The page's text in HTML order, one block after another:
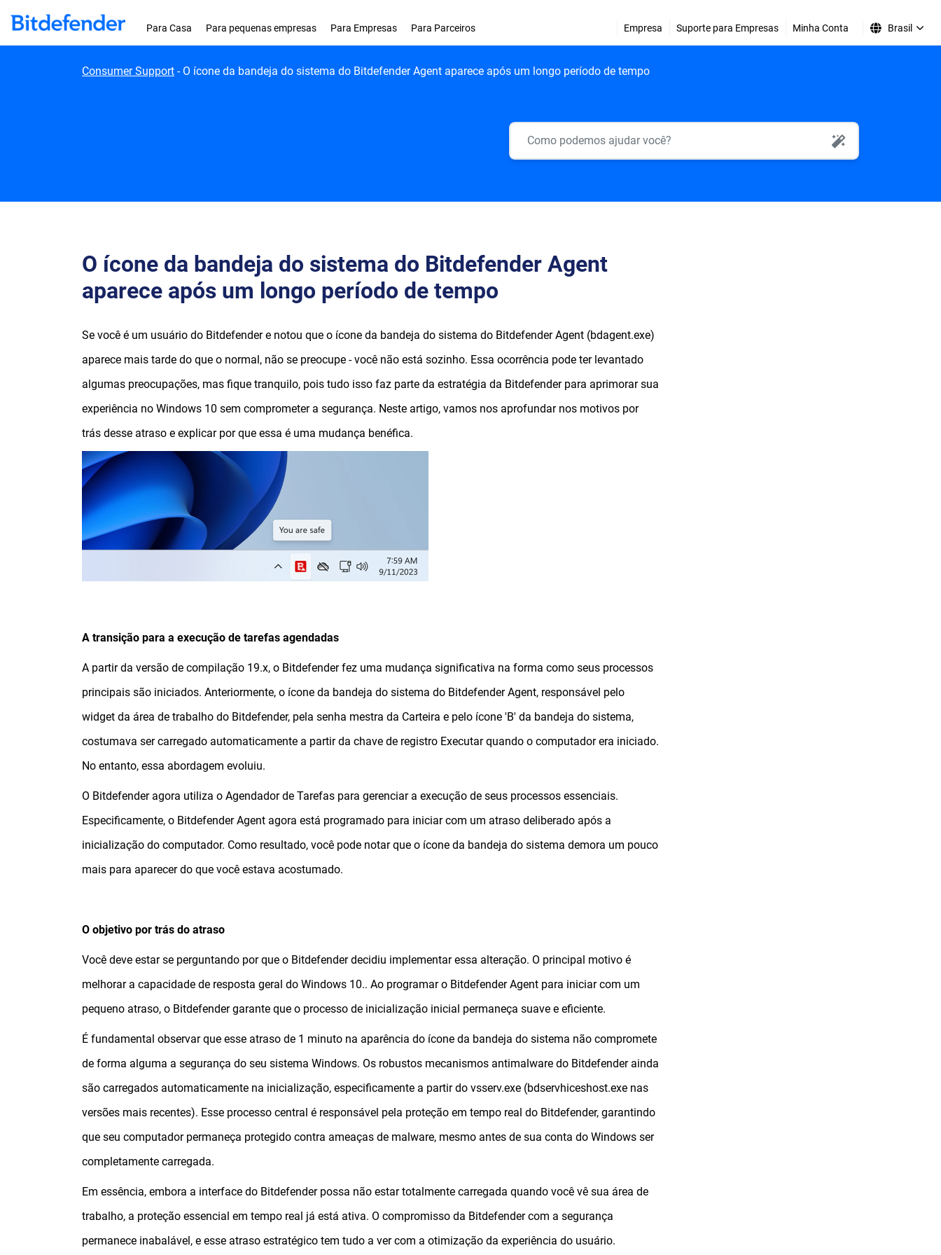
Skip to content
Para Casa Para pequenas empresas Para Empresas Para Parceiros Empresa Suporte para Empresas Minha Conta Brasil
Consumer Support - O ícone da bandeja do sistema do Bitdefender Agent aparece após um longo período de tempo
O ícone da bandeja do sistema do Bitdefender Agent
aparece após um longo período de tempo
Se você é um usuário do Bitdefender e notou que o ícone da bandeja do sistema do Bitdefender Agent (bdagent.exe)
aparece mais tarde do que o normal, não se preocupe - você não está sozinho. Essa ocorrência pode ter levantado
algumas preocupações, mas fique tranquilo, pois tudo isso faz parte da estratégia da Bitdefender para aprimorar sua
experiência no Windows 10 sem comprometer a segurança. Neste artigo, vamos nos aprofundar nos motivos por
trás desse atraso e explicar por que essa é uma mudança benéfica.
A transição para a execução de tarefas agendadas
A partir da versão de compilação 19.x, o Bitdefender fez uma mudança significativa na forma como seus processos
principais são iniciados. Anteriormente, o ícone da bandeja do sistema do Bitdefender Agent, responsável pelo
widget da área de trabalho do Bitdefender, pela senha mestra da Carteira e pelo ícone 'B' da bandeja do sistema,
costumava ser carregado automaticamente a partir da chave de registro Executar quando o computador era iniciado.
No entanto, essa abordagem evoluiu.
O Bitdefender agora utiliza o Agendador de Tarefas para gerenciar a execução de seus processos essenciais.
Especificamente, o Bitdefender Agent agora está programado para iniciar com um atraso deliberado após a
inicialização do computador. Como resultado, você pode notar que o ícone da bandeja do sistema demora um pouco
mais para aparecer do que você estava acostumado.
O objetivo por trás do atraso
Você deve estar se perguntando por que o Bitdefender decidiu implementar essa alteração. O principal motivo é
melhorar a capacidade de resposta geral do Windows 10.. Ao programar o Bitdefender Agent para iniciar com um
pequeno atraso, o Bitdefender garante que o processo de inicialização inicial permaneça suave e eficiente.
É fundamental observar que esse atraso de 1 minuto na aparência do ícone da bandeja do sistema não compromete
de forma alguma a segurança do seu sistema Windows. Os robustos mecanismos antimalware do Bitdefender ainda
são carregados automaticamente na inicialização, especificamente a partir do vsserv.exe (bdservhiceshost.exe nas
versões mais recentes). Esse processo central é responsável pela proteção em tempo real do Bitdefender, garantindo
que seu computador permaneça protegido contra ameaças de malware, mesmo antes de sua conta do Windows ser
completamente carregada.
Em essência, embora a interface do Bitdefender possa não estar totalmente carregada quando você vê sua área de
trabalho, a proteção essencial em tempo real já está ativa. O compromisso da Bitdefender com a segurança
permanece inabalável, e esse atraso estratégico tem tudo a ver com a otimização da experiência do usuário.